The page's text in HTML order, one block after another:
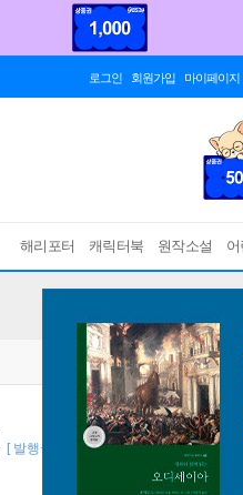
로그인 회원가입 마이페이지
해리포터 캐릭터북 원작소설
[ 발행국 : 미국 ] 바인딩 & 에디션 안내